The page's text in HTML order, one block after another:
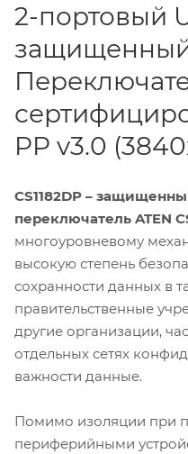
2-портовый
PP v3.0
CS1182DP –
переключатель ATEN
многоуровневому
высокую степень
сохранности данных в
правительственные
другие организации,
отдельных сетях
важности данные.
Помимо изоляции при
периферийными